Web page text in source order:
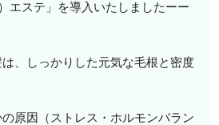
エステ」を導入いたしましたーー
、しっかりした元気な毛根と密度
原因（ストレス・ホルモンバラン